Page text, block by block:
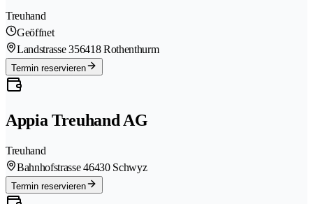
Treuhand
Geöffnet
Landstrasse 356418 Rothenthurm
Termin reservieren
Appia Treuhand AG
Treuhand
Bahnhofstrasse 46430 Schwyz
Termin reservieren